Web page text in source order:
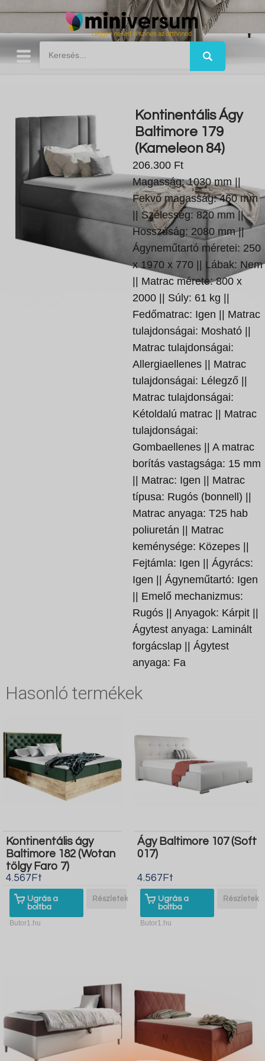
Kontinentális Ágy
Baltimore 179
(Kameleon 84)
206.300 Ft
Magasság: 1030 mm ||
Fekvő magasság: 460 mm
|| Szélesség: 820 mm ||
Hosszúság: 2080 mm ||
Ágyneműtartó méretei: 250
x 1970 x 770 || Lábak: Nem
|| Matrac mérete: 800 x
2000 || Súly: 61 kg ||
Fedőmatrac: Igen || Matrac
tulajdonságai: Mosható ||
Matrac tulajdonságai:
Allergiaellenes || Matrac
tulajdonságai: Lélegző ||
Matrac tulajdonságai:
Kétoldalú matrac || Matrac
tulajdonságai:
Gombaellenes || A matrac
borítás vastagsága: 15 mm
|| Matrac: Igen || Matrac
típusa: Rugós (bonnell) ||
Matrac anyaga: T25 hab
poliuretán || Matrac
keménysége: Közepes ||
Fejtámla: Igen || Ágyrács:
Igen || Ágyneműtartó: Igen
|| Emelő mechanizmus:
Rugós || Anyagok: Kárpit ||
Ágytest anyaga: Laminált
forgácslap || Ágytest
anyaga: Fa
Hasonló termékek
Kontinentális ágy
Baltimore 182 (Wotan
tölgy Faro 7)
4.567Ft
Ugrás a
boltba
Részletek
Butor1.hu
Ágy Baltimore 107 (Soft
017)
4.567Ft
Ugrás a
boltba
Részletek
Butor1.hu